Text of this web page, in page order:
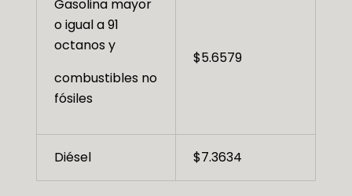
Gasolina mayor
o igual a 91
octanos y
combustibles no
fósiles
$5.6579
Diésel $7.3634